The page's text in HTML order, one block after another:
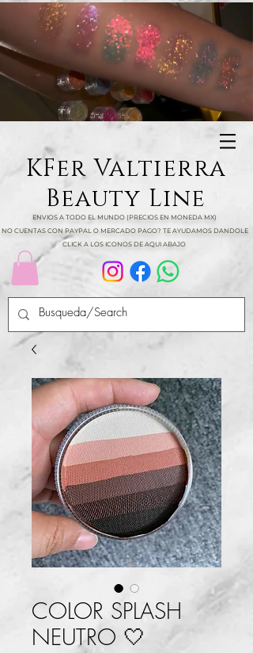
KFer Valtierra
Beauty Line
ENVIOS A TODO EL MUNDO (PRECIOS EN MONEDA MX)
NO CUENTAS CON PAYPAL O MERCADO PAGO? TE AYUDAMOS DANDOLE
CLICK A LOS ICONOS DE AQUI ABAJO
COLOR SPLASH
NEUTRO 🤍